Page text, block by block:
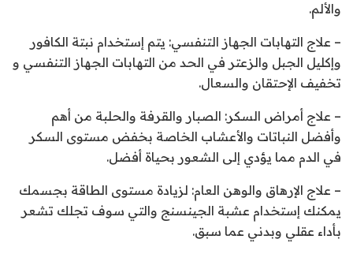
والألم.
– علاج التهابات الجهاز التنفسي: يتم إستخدام نبتة الكافور
وإكليل الجبل والزعتر في الحد من التهابات الجهاز التنفسي و
تخفيف الإحتقان والسعال.
– علاج أمراض السكر: الصبار والقرفة والحلبة من أهم
وأفضل النباتات والأعشاب الخاصة بخفض مستوى السكر
في الدم مما يؤدي إلى الشعور بحياة أفضل.
– علاج الإرهاق والوهن العام: لزيادة مستوى الطاقة بجسمك
يمكنك إستخدام عشبة الجينسنج والتي سوف تجلك تشعر
بأداء عقلي وبدني عما سبق.